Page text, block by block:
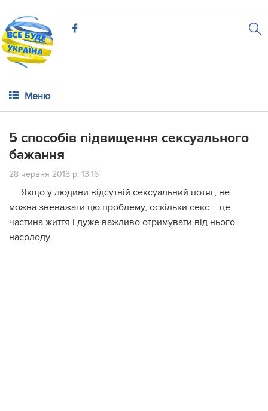
Меню
5 cпособів підвищення сексуального
бажання
28 червня 2018 р. 13:16
Якщо у людини відсутній сексуальний потяг, не
можна зневажати цю проблему, оскільки секс – це
частина життя і дуже важливо отримувати від нього
насолоду.